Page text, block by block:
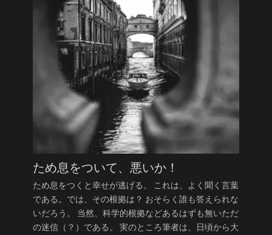
ため息をついて、悪いか！
ため息をつくと幸せが逃げる。 これは、よく聞く言葉
である。では、その根拠は？ おそらく誰も答えられな
いだろう。 当然、科学的根拠などあるはずも無いただ
の迷信（？）である。 実のところ筆者は、日頃から大